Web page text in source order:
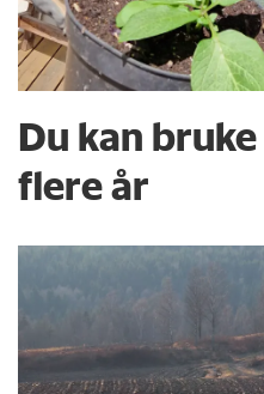
Du kan
flere år